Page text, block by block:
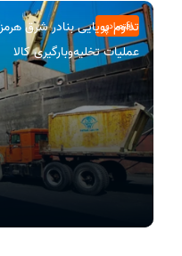
اقتصادی
عملیات تخلیه‌و‌بارگیری کالا